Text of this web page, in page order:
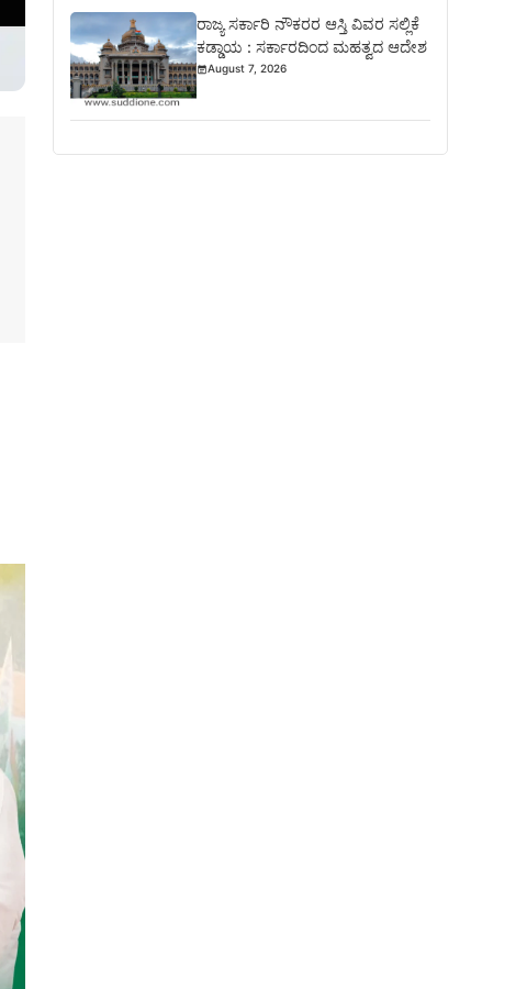
ರಾಜ್ಯ ಸರ್ಕಾರಿ ನೌಕರರ ಆಸ್ತಿ ವಿವರ ಸಲ್ಲಿಕೆ
ಕಡ್ಡಾಯ : ಸರ್ಕಾರದಿಂದ ಮಹತ್ವದ ಆದೇಶ
August 7, 2026